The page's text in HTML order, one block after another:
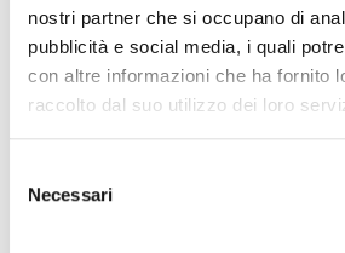
nostri partner che si occupano di
pubblicità e social media, i quali
con altre informazioni che ha fornito
raccolto dal suo utilizzo dei loro
delNecessari
sdoganato pregiudizi, senza
semplicemente col proprio lavoro.
l’amava, ma erano altri tempi.